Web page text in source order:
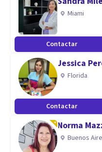
Miami
Contactar
Jessica
Florida
Contactar
Norma
Buenos